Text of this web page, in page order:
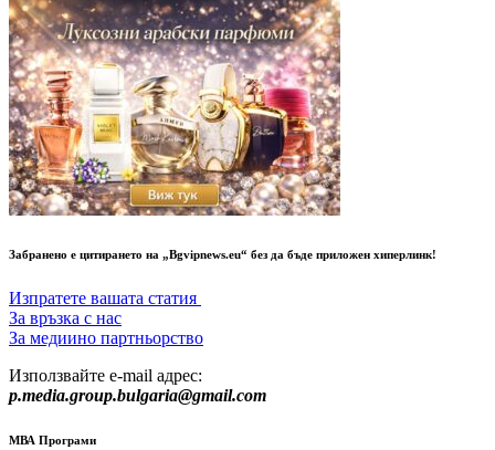
Забранено е цитирането на „Bgvipnews.eu“ без да бъде приложен хиперлинк!
Изпратете вашата статия
За връзка с нас
За медиино партньорство
Използвайте e-mail адрес:
p.media.group.bulgaria@gmail.com
МВА Програми